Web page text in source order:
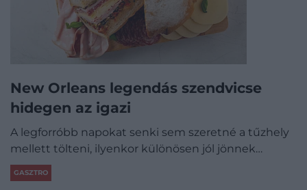
New Orleans legendás szendvicse
hidegen az igazi
A legforróbb napokat senki sem szeretné a tűzhely
mellett tölteni, ilyenkor különösen jól jönnek…
GASZTRO